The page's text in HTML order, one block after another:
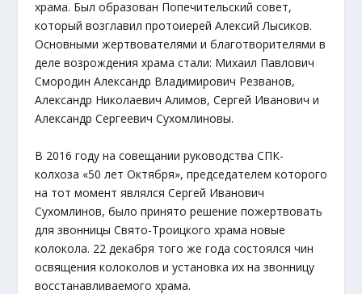
храма. Был образован Попечительский совет,
который возглавил протоиерей Алексий Лысиков.
Основными жертвователями и благотворителями в
деле возрождения храма стали: Михаил Павлович
Смородин Александр Владимирович Резванов,
Александр Николаевич Алимов, Сергей Иванович и
Александр Сергеевич Сухомлиновы.
В 2016 году на совещании руководства СПК-
колхоза «50 лет Октября», председателем которого
на тот момент являлся Сергей Иванович
Сухомлинов, было принято решение пожертвовать
для звонницы Свято-Троицкого храма новые
колокола. 22 декабря того же года состоялся чин
освящения колоколов и установка их на звонницу
восстанавливаемого храма.